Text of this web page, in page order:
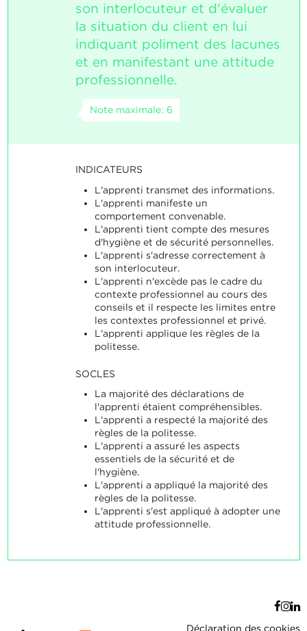
son interlocuteur et d'évaluer
la situation du client en lui
indiquant poliment des lacunes
et en manifestant une attitude
professionnelle.
Note maximale: 6
INDICATEURS
L'apprenti transmet des informations.
L'apprenti manifeste un
comportement convenable.
L'apprenti tient compte des mesures
d'hygiène et de sécurité personnelles.
L'apprenti s'adresse correctement à
son interlocuteur.
L'apprenti n'excède pas le cadre du
contexte professionnel au cours des
conseils et il respecte les limites entre
les contextes professionnel et privé.
L'apprenti applique les règles de la
politesse.
SOCLES
La majorité des déclarations de
l'apprenti étaient compréhensibles.
L'apprenti a respecté la majorité des
règles de la politesse.
L'apprenti a assuré les aspects
essentiels de la sécurité et de
l'hygiène.
L'apprenti a appliqué la majorité des
règles de la politesse.
L'apprenti s'est appliqué à adopter une
attitude professionnelle.
Déclaration des cookies